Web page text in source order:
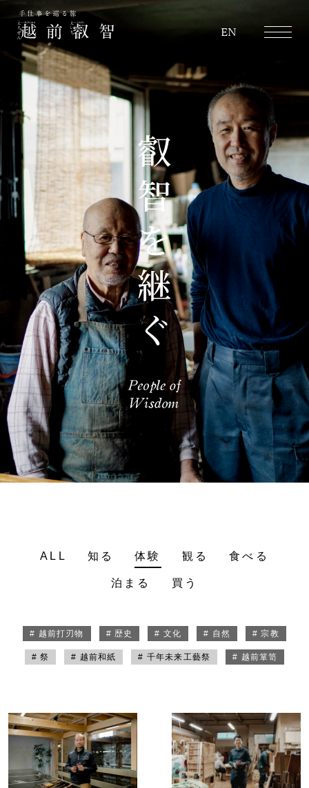
EN
ALL 知る 体験 観る 食べる
泊まる 買う
# 越前打刃物 # 歴史 # 文化 # 自然 # 宗教
# 祭 # 越前和紙 # 千年未来工藝祭 # 越前箪笥